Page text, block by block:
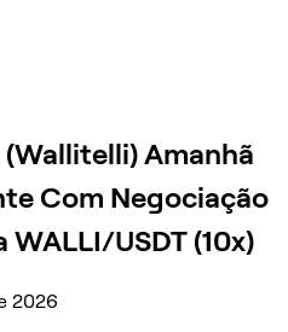
(Wallitelli) Amanhã
Com Negociação
USDT (10x)
2026